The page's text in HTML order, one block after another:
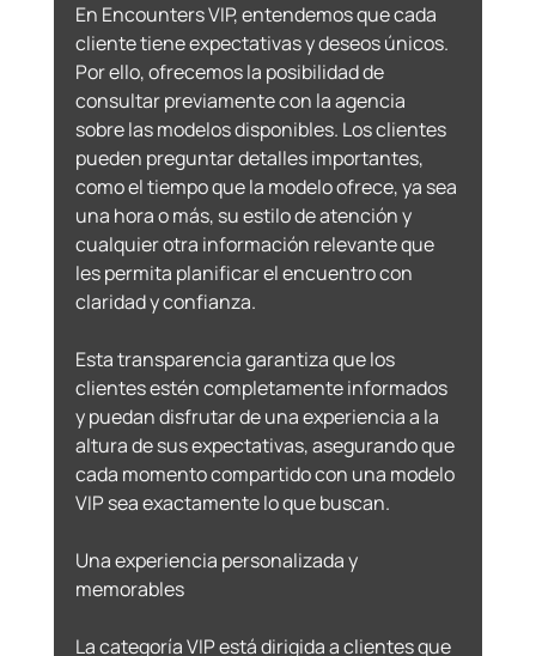
En Encounters VIP, entendemos que cada
cliente tiene expectativas y deseos únicos.
Por ello, ofrecemos la posibilidad de
consultar previamente con la agencia
sobre las modelos disponibles. Los clientes
pueden preguntar detalles importantes,
como el tiempo que la modelo ofrece, ya sea
una hora o más, su estilo de atención y
cualquier otra información relevante que
les permita planificar el encuentro con
claridad y confianza.
Esta transparencia garantiza que los
clientes estén completamente informados
y puedan disfrutar de una experiencia a la
altura de sus expectativas, asegurando que
cada momento compartido con una modelo
VIP sea exactamente lo que buscan.
Una experiencia personalizada y
memorables
La categoría VIP está dirigida a clientes que